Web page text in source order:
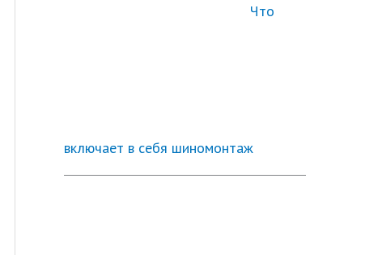
Что
включает в себя шиномонтаж